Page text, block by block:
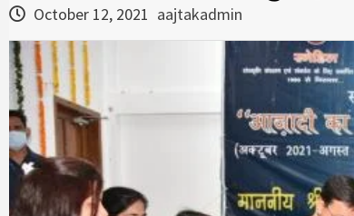
October 12, 2021 aajtakadmin